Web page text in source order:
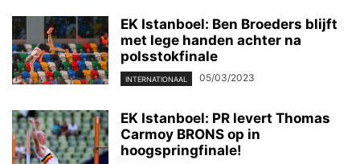
EK Istanboel: Ben Broeders blijft
met lege handen achter na
polsstokfinale
INTERNATIONAAL 05/03/2023
EK Istanboel: PR levert Thomas
Carmoy BRONS op in
hoogspringfinale!